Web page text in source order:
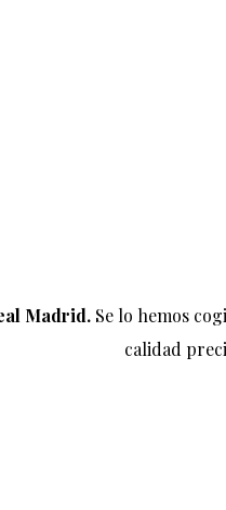
Madrid. Se lo hemos
calidad